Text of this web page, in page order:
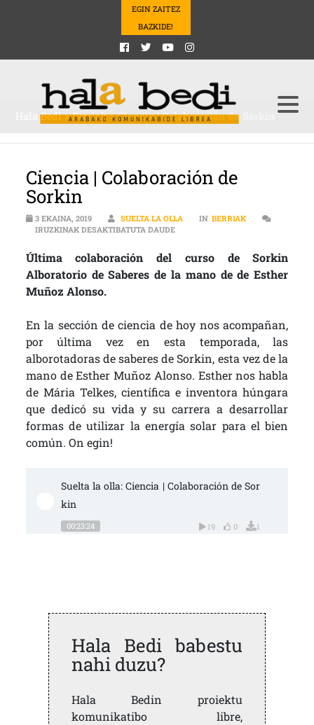
EGIN ZAITEZ
BAZKIDE!
Hala Bedi>Berriak>Ciencia | Colaboración de Sorkin
Ciencia | Colaboración de
Sorkin
3 EKAINA, 2019 SUELTA LA OLLA IN BERRIAK
IRUZKINAK DESAKTIBATUTA DAUDECIENCIA | COLABORACIÓN DE
Última colaboración del curso de Sorkin
Alboratorio de Saberes de la mano de de Esther
Muñoz Alonso.
En la sección de ciencia de hoy nos acompañan,
por última vez en esta temporada, las
alborotadoras de saberes de Sorkin, esta vez de la
mano de Esther Muñoz Alonso. Esther nos habla
de Mária Telkes, científica e inventora húngara
que dedicó su vida y su carrera a desarrollar
formas de utilizar la energía solar para el bien
común. On egin!
Suelta la olla: Ciencia | Colaboración de Sor
kin
00:23:24 19 0 1
Hala Bedi babestu
nahi duzu?
Hala Bedin proiektu
komunikatibo libre,